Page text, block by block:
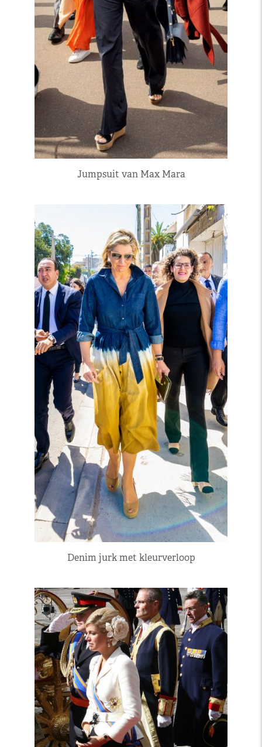
Jumpsuit van Max Mara
Denim jurk met kleurverloop